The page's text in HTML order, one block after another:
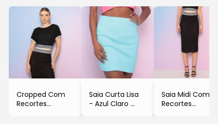
Cropped Com
Recortes
Saia Curta Lisa
- Azul Claro
Saia Midi Com
Recortes